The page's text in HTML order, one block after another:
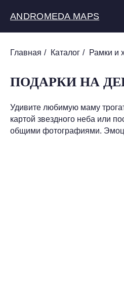
ANDROMEDA MAPS
Главная / Каталог / Рамки и
ПОДАРКИ НА
Удивите любимую маму
картой звездного неба или
общими фотографиями.